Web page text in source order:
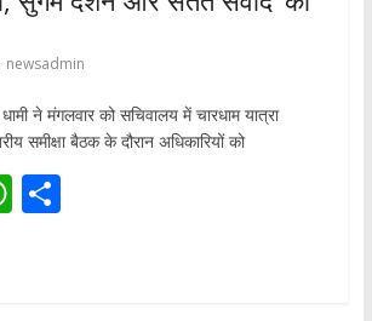
newsadmin
ने मंगलवार को सचिवालय में चारधाम यात्रा
समीक्षा बैठक के दौरान अधिकारियों को
W S